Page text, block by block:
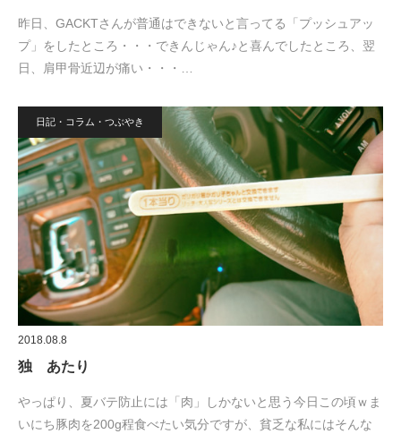
昨日、GACKTさんが普通はできないと言ってる「プッシュアッ
プ」をしたところ・・・できんじゃん♪と喜んでしたところ、翌
日、肩甲骨近辺が痛い・・・…
日記・コラム・つぶやき
2018.08.8
独 あたり
やっぱり、夏バテ防止には「肉」しかないと思う今日この頃ｗま
いにち豚肉を200g程食べたい気分ですが、貧乏な私にはそんな